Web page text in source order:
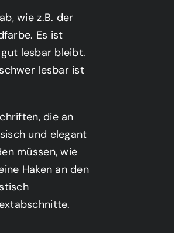
wie z.B. der
Es ist
lesbar bleibt.
lesbar ist
die an
und elegant
müssen, wie
Haken an den